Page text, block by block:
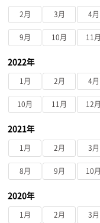
2月 3月 4月
9月 10月 11月
2022年
1月 2月 4月
10月 11月 12月
2021年
1月 2月 3月
8月 9月 10月
2020年
1月 2月 3月